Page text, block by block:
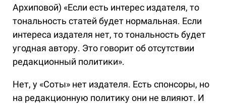
Архиповой) «Если есть интерес издателя, то
тональность статей будет нормальная. Если
интереса издателя нет, то тональность будет
угодная автору. Это говорит об отсутствии
редакционный политики».
Нет, у «Соты» нет издателя. Есть спонсоры, но
на редакционную политику они не влияют. И